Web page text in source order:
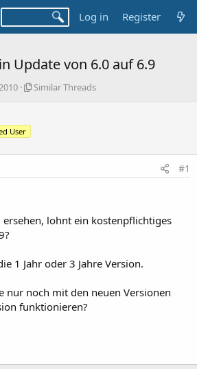
Log in Register
Update von 6.0 auf 6.9
S
r
a
Similar Threads
User
#1
ersehen, lohnt ein kostenpflichtiges
1 Jahr oder 3 Jahre Version.
nur noch mit den neuen Versionen
funktionieren?